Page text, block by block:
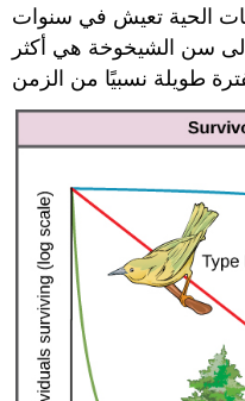
الحية تعيش في سنوات
سن الشيخوخة هي أكثر